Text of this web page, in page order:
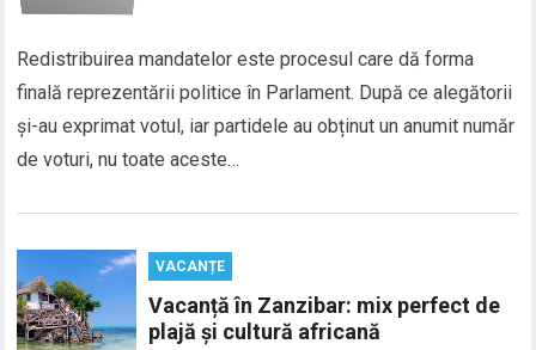
Redistribuirea mandatelor este procesul care dă forma
finală reprezentării politice în Parlament. După ce alegătorii
și-au exprimat votul, iar partidele au obținut un anumit număr
de voturi, nu toate aceste…
VACANȚE
Vacanță în Zanzibar: mix perfect de
plajă și cultură africană